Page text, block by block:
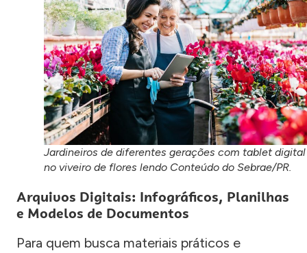
Jardineiros de diferentes gerações com tablet digital
no viveiro de flores lendo Conteúdo do Sebrae/PR.
Arquivos Digitais: Infográficos, Planilhas
e Modelos de Documentos
Para quem busca materiais práticos e